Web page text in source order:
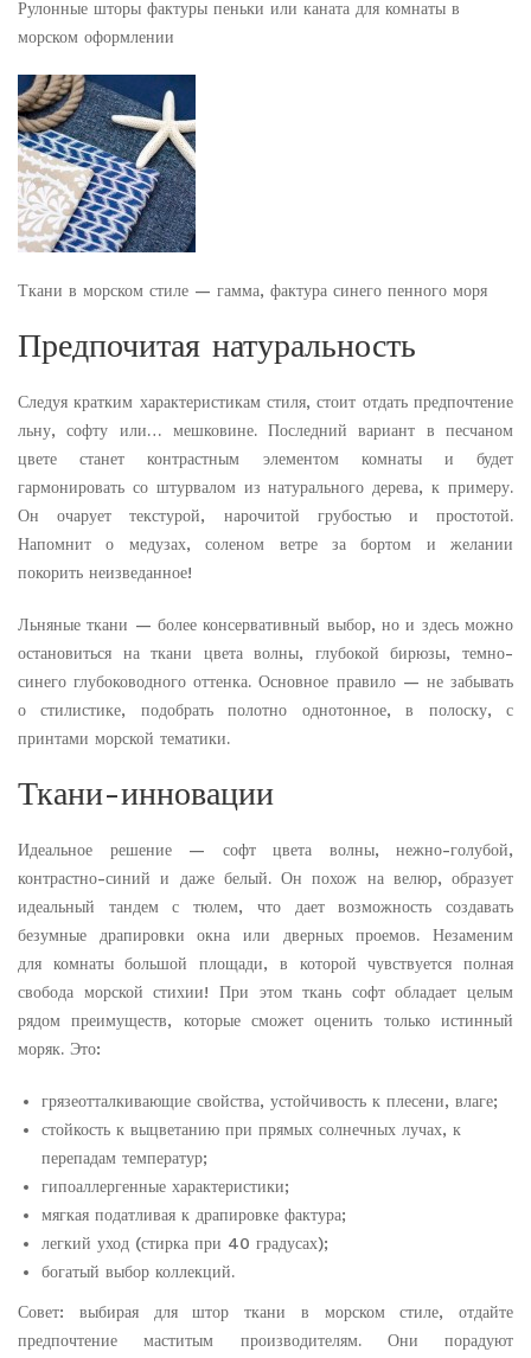
Рулонные шторы фактуры пеньки или каната для комнаты в
морском оформлении
Ткани в морском стиле — гамма, фактура синего пенного моря
Предпочитая натуральность
Следуя кратким характеристикам стиля, стоит отдать предпочтение
льну, софту или… мешковине. Последний вариант в песчаном
цвете станет контрастным элементом комнаты и будет
гармонировать со штурвалом из натурального дерева, к примеру.
Он очарует текстурой, нарочитой грубостью и простотой.
Напомнит о медузах, соленом ветре за бортом и желании
покорить неизведанное!
Льняные ткани — более консервативный выбор, но и здесь можно
остановиться на ткани цвета волны, глубокой бирюзы, темно-
синего глубоководного оттенка. Основное правило — не забывать
о стилистике, подобрать полотно однотонное, в полоску, с
принтами морской тематики.
Ткани-инновации
Идеальное решение — софт цвета волны, нежно-голубой,
контрастно-синий и даже белый. Он похож на велюр, образует
идеальный тандем с тюлем, что дает возможность создавать
безумные драпировки окна или дверных проемов. Незаменим
для комнаты большой площади, в которой чувствуется полная
свобода морской стихии! При этом ткань софт обладает целым
рядом преимуществ, которые сможет оценить только истинный
моряк. Это:
грязеотталкивающие свойства, устойчивость к плесени, влаге;
стойкость к выцветанию при прямых солнечных лучах, к
перепадам температур;
гипоаллергенные характеристики;
мягкая податливая к драпировке фактура;
легкий уход (стирка при 40 градусах);
богатый выбор коллекций.
Совет: выбирая для штор ткани в морском стиле, отдайте
предпочтение маститым производителям. Они порадуют